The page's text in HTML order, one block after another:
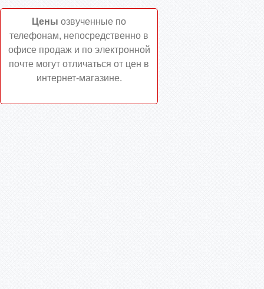
Цены озвученные по
телефонам, непосредственно в
офисе продаж и по электронной
почте могут отличаться от цен в
интернет-магазине.